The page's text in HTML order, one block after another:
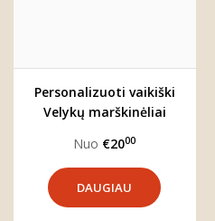
Personalizuoti vaikiški
Velykų marškinėliai
Nuo €2000
DAUGIAU